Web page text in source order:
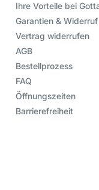
Ihre Vorteile bei
Garantien & Widerruf
Vertrag widerrufen
AGB
Bestellprozess
FAQ
Öffnungszeiten
Barrierefreiheit